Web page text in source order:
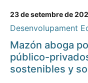
23 de setembre de
Desenvolupament
Mazón aboga
público-
sostenibles y